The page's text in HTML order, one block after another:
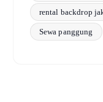
rental backdrop
Sewa panggung